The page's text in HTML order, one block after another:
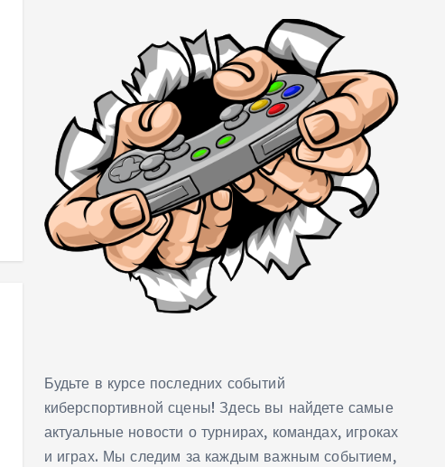
Будьте в курсе последних событий
киберспортивной сцены! Здесь вы найдете самые
актуальные новости о турнирах, командах, игроках
и играх. Мы следим за каждым важным событием,